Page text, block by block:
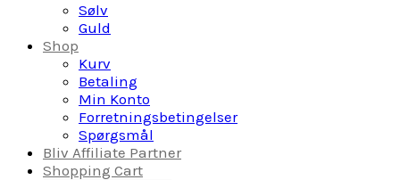
Sølv
Guld
Shop
Kurv
Betaling
Min Konto
Forretningsbetingelser
Spørgsmål
Bliv Affiliate Partner
Shopping Cart